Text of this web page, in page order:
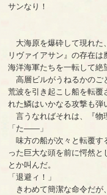
サンなり！
大海原を爆砕して現れた
リヴァイアサン』の存在
海洋海軍たちを一転して絶
高層ビルがうねるかのご
荒波を引き起こし船を転覆
れた鱗はいかなる攻撃も弾
言うなればそれは、『物
「た――」
味方の船が次々と転覆す
った巨大な頭を前に愕然
とか叫んだ。
「退避ィ！」
きわめて簡潔な命令だが